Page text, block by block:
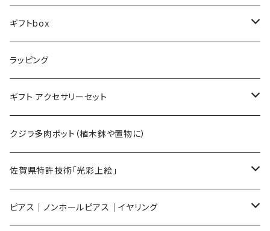
ギフトbox
Lサイズ
Mサイズ
Sサイズ
ラッピング
ギフト アクセサリーセット
flower
メンズ ギフトセット
クジラ多肉ポット（植木鉢や置物に）
佐賀県特許技術「光彩上絵」
ピアス
ピアス｜ノンホールピアス｜イヤリング